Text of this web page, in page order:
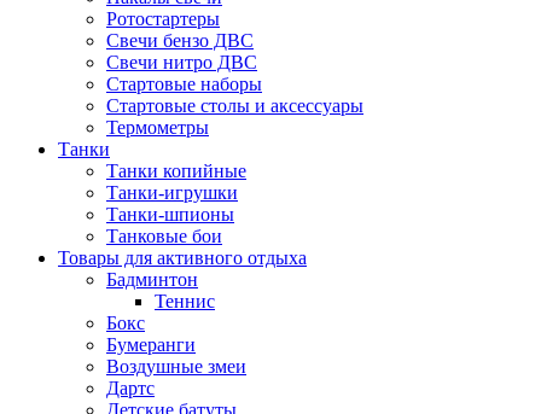
Ротостартеры
Свечи бензо ДВС
Свечи нитро ДВС
Стартовые наборы
Стартовые столы и аксессуары
Термометры
Танки
Танки копийные
Танки-игрушки
Танки-шпионы
Танковые бои
Товары для активного отдыха
Бадминтон
Теннис
Бокс
Бумеранги
Воздушные змеи
Дартс
Детские батуты